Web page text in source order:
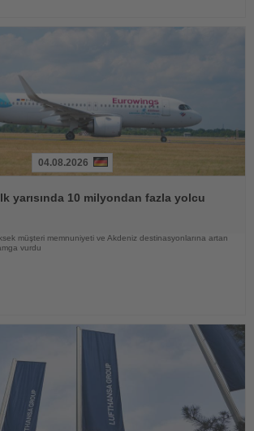
04.08.2026
yarısında 10 milyondan fazla yolcu
müşteri memnuniyeti ve Akdeniz destinasyonlarına artan
vurdu